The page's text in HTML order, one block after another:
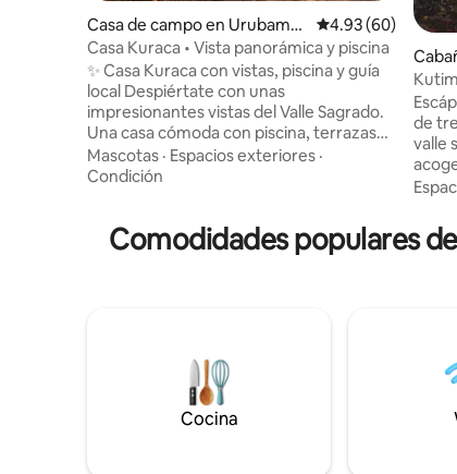
Casa de campo en Urubamb
a
Calificación
4.93 (60)
Casa Kuraca • Vista panorámica y piscina
✨ Casa Kuraca con vistas, piscina y guía
local Despiértate con unas
impresionantes vistas del Valle Sagrado.
Una casa cómoda con piscina, terrazas
soleadas y un espacio tranquilo de estilo
templo perfecto para el yoga o los
Urubamba. Ideal para visitar Machu
Picchu, Ollantaytambo, Pisac, Maras y
un guía local que te dará los mejores
Mascotas · Espacios exteriores ·
Condición
de
valle
una
tu
Comodidades populares
Cocina